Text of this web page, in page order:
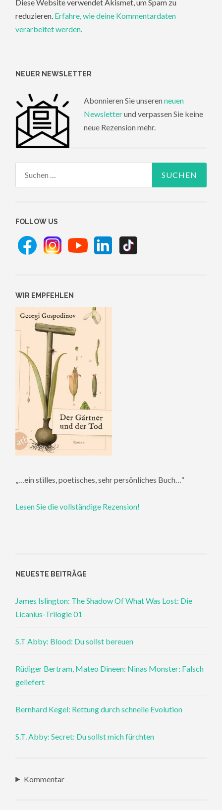
Diese Website verwendet Akismet, um Spam zu
reduzieren. Erfahre, wie deine Kommentardaten
verarbeitet werden.
NEUER NEWSLETTER
Abonnieren Sie unseren neuen
Newsletterund verpassen Sie keine
neue Rezension mehr.
FOLLOW US
WIR EMPFEHLEN
„…ein stilles, poetisches, sehr persönliches Buch…“
Lesen Sie die vollständige Rezension!
NEUESTE BEITRÄGE
James Islington: The Shadow Of What Was Lost: Die
Licanius-Trilogie 01
S.T Abby: Blood: Du sollst bereuen
Rüdiger Bertram, Mateo Dineen: Ninas Monster: Falsch
geliefert
Bernhard Kegel: Rettung durch schnelle Evolution
S.T. Abby: Secret: Du sollst mich fürchten
Kommentar